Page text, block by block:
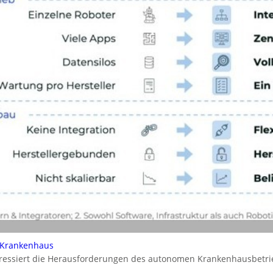
die Herausforderungen des autonomen